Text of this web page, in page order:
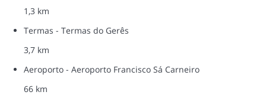
1,3 km
Termas - Termas do Gerês
3,7 km
Aeroporto - Aeroporto Francisco Sá Carneiro
66 km